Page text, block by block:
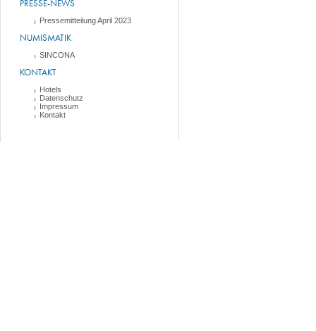
PRESSE-NEWS
Pressemitteilung April 2023
NUMISMATIK
SINCONA
KONTAKT
Hotels
Datenschutz
Impressum
Kontakt